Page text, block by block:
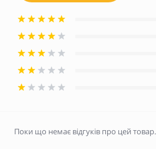
Поки що немає відгуків про цей товар.